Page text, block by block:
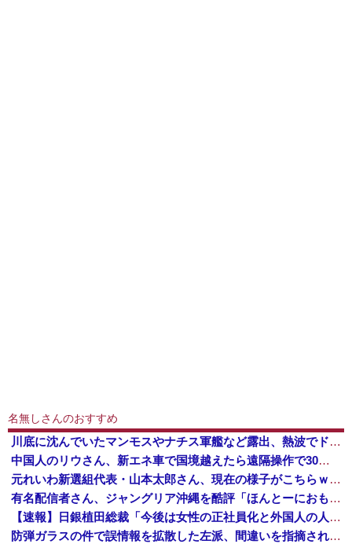
名無しさんのおすすめ
川底に沈んでいたマンモスやナチス軍艦など露出、熱波でドナウ川が歴史的渇水！
中国人のリウさん、新エネ車で国境越えたら遠隔操作で30時間ロックされる！
元れいわ新選組代表・山本太郎さん、現在の様子がこちらｗｗｗｗｗ
有名配信者さん、ジャングリア沖縄を酷評「ほんとーにおもんない！カス！」→炎上→逆に配信でブチギレ反論！絶叫しながら熱弁「誰かが声を上げないといけ...
【速報】日銀植田総裁「今後は女性の正社員化と外国人の人材活用が鍵」
防弾ガラスの件で誤情報を拡散した左派、間違いを指摘されても頑として認めなかった結果……